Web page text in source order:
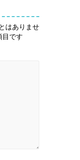
はありませ
目です